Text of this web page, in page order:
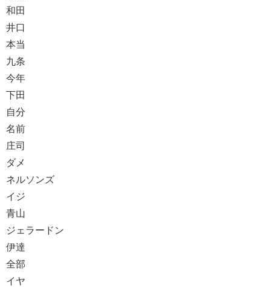
和田
井口
本当
九条
今年
下田
自分
名前
庄司
ダメ
ネルソンズ
イジ
青山
ジェラードン
伊達
全部
イヤ